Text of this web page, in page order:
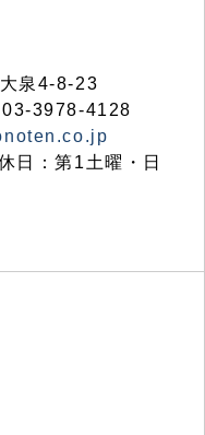
泉4-8-23
3978-4128
日：第1土曜・日